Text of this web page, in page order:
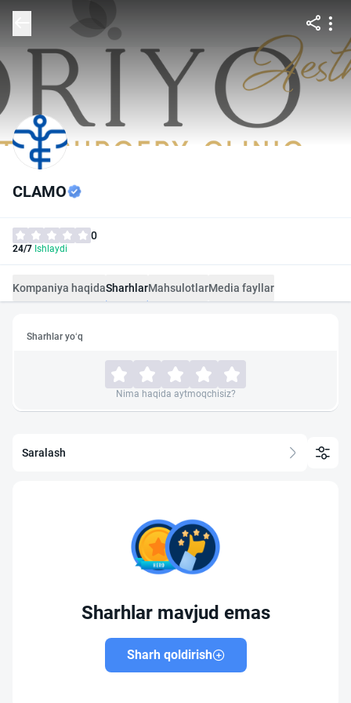
CLAMO
0
24/7 Ishlaydi
Kompaniya haqidaSharhlarMahsulotlarMedia fayllar
Sharhlar yo‘q
Nima haqida aytmoqchisiz?
Saralash
Sharhlar mavjud emas
Sharh qoldirish